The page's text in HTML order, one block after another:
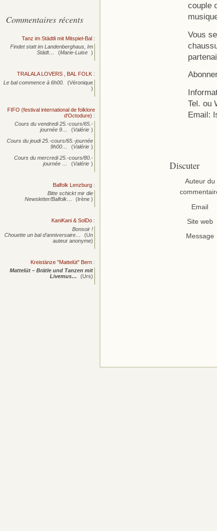
couple
Vous
Tel. ou
Email:
Discuter
Auteur du
Email
Site web
Message
Commentaires récents
Tanz im Städtli mit Mitspiel-Bal :
Findet statt im Landenberghaus, Im
Städt…
(Marie-Luise )
TRALALA LOVERS , BAL FOLK :
Le bal commence à 6h00.
(Véronique
)
FIFO (festival international de folklore
d'Octodure) :
Cours du vendredi 25.-cours/65.-
journée 9… (Valérie )
Cours du jeudi 25.-cours/65.-journée
9h00…
(Valérie )
Cours du mercredi 25.-cours/80.-
journée … (Valérie )
Balfolk Lenzburg :
Bitte schickt mir die
Newsletter/Balfolk…
(Irène )
KaniKani & SolDo :
Bonsoir !
Chouette un bal d’anniversaire…
(Un
auteur anonyme)
Kreistänze "Mattelüt" Bern :
Mattelüt – Brätle und Tanzen mit
Livemus…
(Urs)